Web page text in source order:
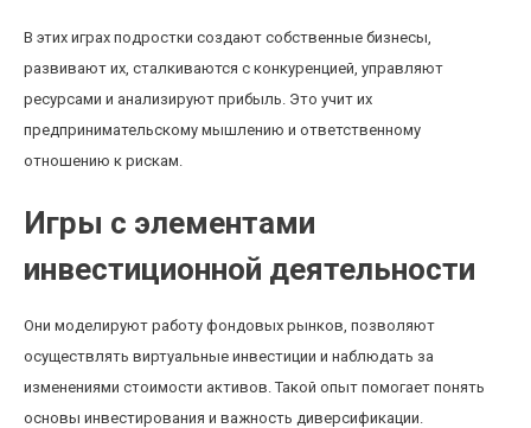
В этих играх подростки создают собственные бизнесы,
развивают их, сталкиваются с конкуренцией, управляют
ресурсами и анализируют прибыль. Это учит их
предпринимательскому мышлению и ответственному
отношению к рискам.
Игры с элементами
инвестиционной деятельности
Они моделируют работу фондовых рынков, позволяют
осуществлять виртуальные инвестиции и наблюдать за
изменениями стоимости активов. Такой опыт помогает понять
основы инвестирования и важность диверсификации.